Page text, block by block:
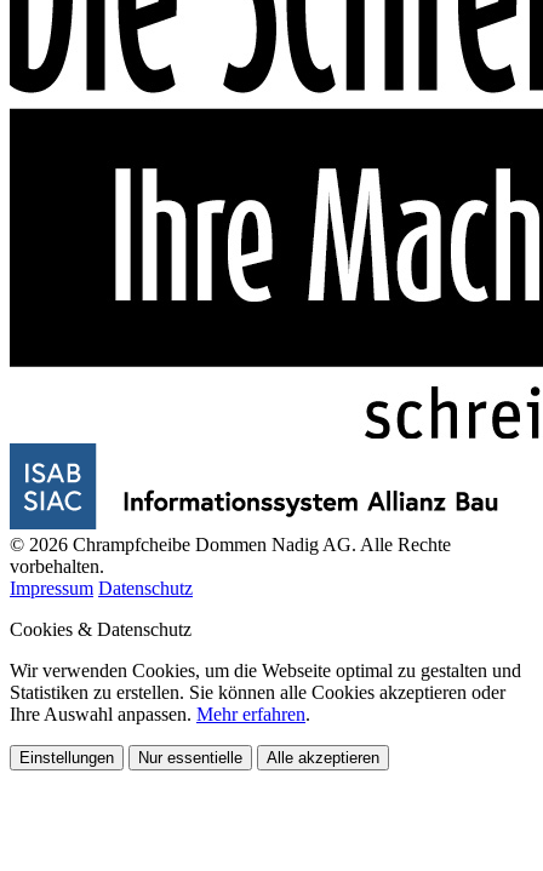
© 2026 Chrampfcheibe Dommen Nadig AG. Alle Rechte
vorbehalten.
Impressum Datenschutz
Cookies & Datenschutz
Wir verwenden Cookies, um die Webseite optimal zu gestalten und
Statistiken zu erstellen. Sie können alle Cookies akzeptieren oder
Ihre Auswahl anpassen. Mehr erfahren.
Einstellungen Nur essentielle Alle akzeptieren